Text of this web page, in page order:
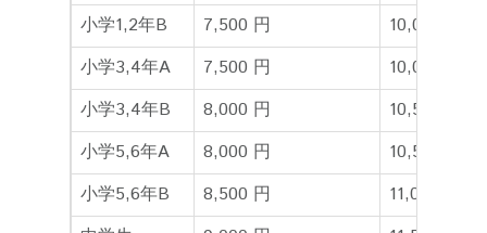
小学1,2年B
7,500 円
10,000 円
小学3,4年A
7,500 円
10,000 円
小学3,4年B
8,000 円
10,500 円
小学5,6年A
8,000 円
10,500 円
小学5,6年B
8,500 円
11,000 円